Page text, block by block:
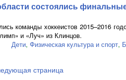
состоялись
команды хоккеистов 2015–2016
и «Луч» из Клинцов.
Дети, Физическая культура и спорт,
страница